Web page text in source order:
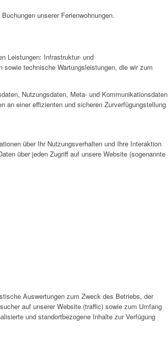
unserer Ferienwohnungen.
Leistungen: Infrastruktur- und
technische Wartungsleistungen, die wir zum
Nutzungsdaten, Meta- und Kommunikationsdaten
an einer effizienten und sicheren Zurverfügungstellung
über Ihr Nutzungsverhalten und Ihre Interaktion
über jeden Zugriff auf unsere Website (sogenannte
Auswertungen zum Zweck des Betriebs, der
auf unserer Website (traffic) sowie zum Umfang
und standortbezogene Inhalte zur Verfügung